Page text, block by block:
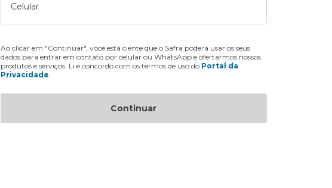
Celular
Ao clicar em "Continuar", você está ciente que o Safra poderá usar os seus
dados para entrar em contato por celular ou WhatsApp e ofertarmos nossos
produtos e serviços. Li e concordo com os termos de uso do Portal da
Privacidade
Continuar